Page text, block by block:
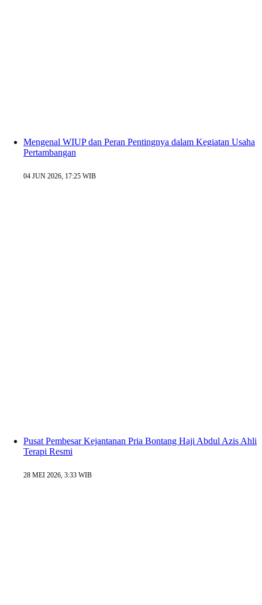
Mengenal WIUP dan Peran Pentingnya dalam Kegiatan Usaha
Pertambangan
04 JUN 2026, 17:25 WIB
Pusat Pembesar Kejantanan Pria Bontang Haji Abdul Azis Ahli
Terapi Resmi
28 MEI 2026, 3:33 WIB